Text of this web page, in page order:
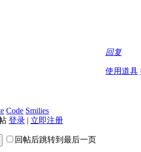
回复
使用道具
Code Smilies
登录 | 立即注册
回帖后跳转到最后一页